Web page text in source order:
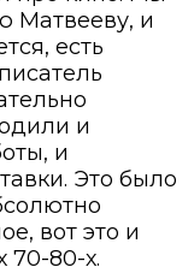
Матвееву, и
есть
и
и
Это было
вот это и
80-х.